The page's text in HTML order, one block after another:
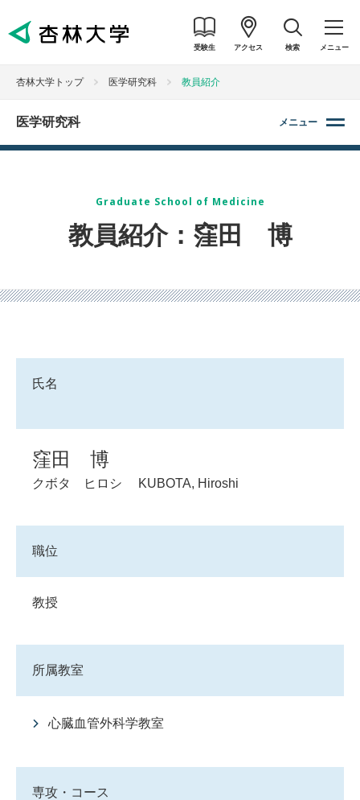
受験生 アクセス 検索 メニュー
杏林大学トップ 医学研究科 教員紹介
医学研究科 メニュー
Graduate School of Medicine
教員紹介：窪田 博
氏名
窪田 博
クボタ ヒロシ KUBOTA, Hiroshi
職位
教授
所属教室
心臓血管外科学教室
専攻・コース